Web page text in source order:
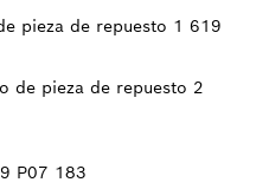
pieza de repuesto 1 619
de pieza de repuesto 2
P07 183